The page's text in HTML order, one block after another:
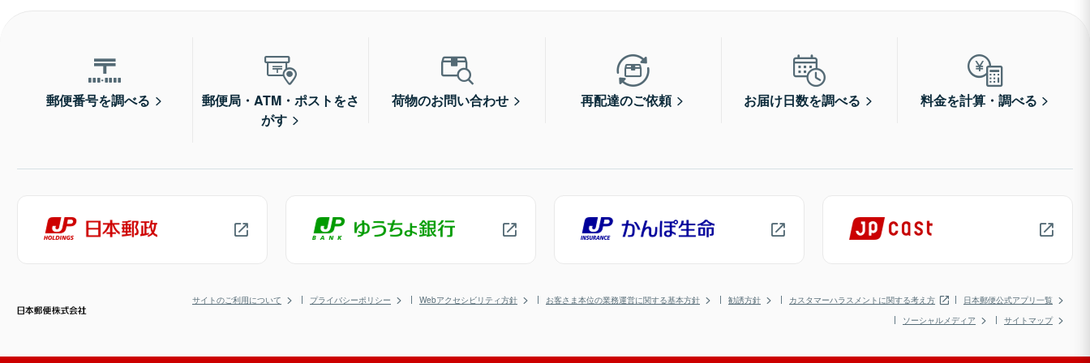
郵便番号を調べる
郵便局・ATM・ポストをさ
がす
荷物のお問い合わせ 再配達のご依頼 お届け日数を調べる 料金を計算・調べる
サイトのご利用について プライバシーポリシー Webアクセシビリティ方針 お客さま本位の業務運営に関する基本方針 勧誘方針 カスタマーハラスメントに関する考え方
日本郵便公式アプリ一覧
ソーシャルメディア
サイトマップ